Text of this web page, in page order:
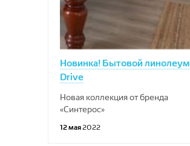
Новинка! Бытовой линолеум
Drive
Новая коллекция от бренда
«Синтерос»
12 мая2022